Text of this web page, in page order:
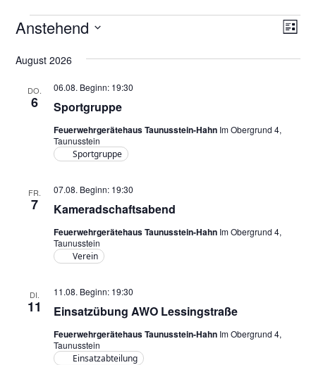
V
e
A
h
N
a
V
r
Liste
Anstehend
wählen.
August 2026
DO.
6 Sportgruppe
06.08. Beginn: 19:30
Feuerwehrgerätehaus Taunusstein-Hahn Im Obergrund 4,
Taunusstein
Sportgruppe
FR.
7 Kameradschaftsabend
07.08. Beginn: 19:30
Feuerwehrgerätehaus Taunusstein-Hahn Im Obergrund 4,
Taunusstein
Verein
DI.
11 Einsatzübung AWO Lessingstraße
11.08. Beginn: 19:30
Feuerwehrgerätehaus Taunusstein-Hahn Im Obergrund 4,
Taunusstein
Einsatzabteilung